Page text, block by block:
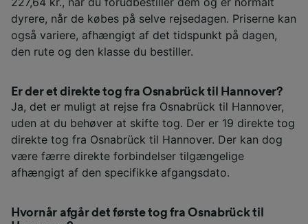
dyrere, når de købes på selve rejsedagen. Priserne kan
også variere, afhængigt af det tidspunkt på dagen,
den rute og den klasse du bestiller.
Er der et direkte tog fra Osnabrück til Hannover?
Ja, det er muligt at rejse fra Osnabrück til Hannover,
uden at du behøver at skifte tog. Der er 19 direkte tog
direkte tog fra Osnabrück til Hannover. Der kan dog
være færre direkte forbindelser tilgængelige
afhængigt af den specifikke afgangsdato.
Hvornår afgår det første tog fra Osnabrück til